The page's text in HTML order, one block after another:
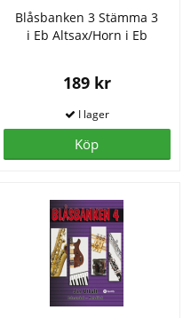
Blåsbanken 3 Stämma 3
i Eb Altsax/Horn i Eb
189 kr
Köp